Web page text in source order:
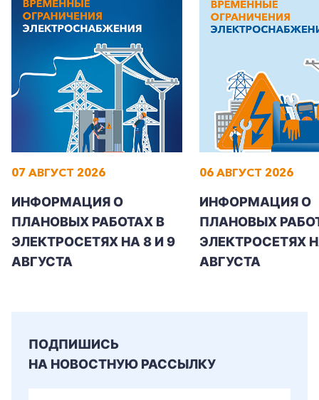
+7-800-700-24-57
Заказать обратный звонок
Частным клиентам
Корпоративным клиентам
07 АВГУСТ 2026
ИНФОРМАЦИЯ О
ПЛАНОВЫХ РАБОТАХ В
ЭЛЕКТРОСЕТЯХ НА 8 И 9
АВГУСТА
06 АВГУСТ 2026
ИНФОРМАЦИЯ О
ПЛАНОВЫХ
ЭЛЕКТРОСЕТЯХ
АВГУСТА
ПОДПИШИСЬ
НА НОВОСТНУЮ РАССЫЛКУ